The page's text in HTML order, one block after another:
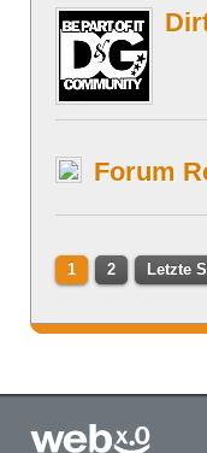
Forum
1 2 Letzte